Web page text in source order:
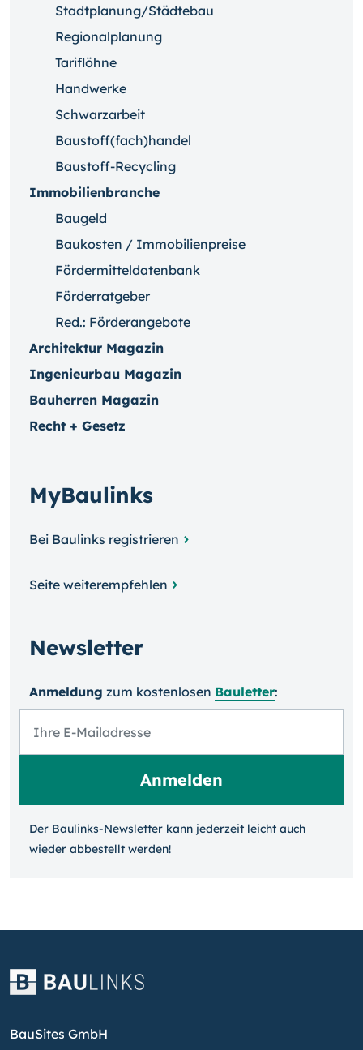
Stadtplanung/Städtebau
Regionalplanung
Tariflöhne
Handwerke
Schwarzarbeit
Baustoff(fach)handel
Baustoff-Recycling
Immobilienbranche
Baugeld
Baukosten / Immobilienpreise
Fördermitteldatenbank
Förderratgeber
Red.: Förderangebote
Architektur Magazin
Ingenieurbau Magazin
Bauherren Magazin
Recht + Gesetz
MyBaulinks
Bei Baulinks registrieren
Seite weiterempfehlen
Newsletter
Anmeldung zum kosten­losen Bauletter:
Der Baulinks-Newsletter kann jeder­zeit leicht auch
wieder ab­bestellt werden!
BauSites GmbH